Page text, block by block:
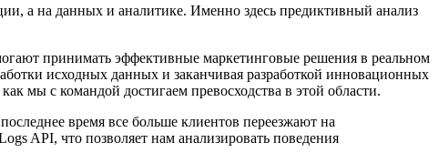
а на данных и аналитике. Именно здесь предиктивный анализ
принимать эффективные маркетинговые решения в реальном
исходных данных и заканчивая разработкой инновационных
мы с командой достигаем превосходства в этой области.
время все больше клиентов переезжают на
API, что позволяет нам анализировать поведения